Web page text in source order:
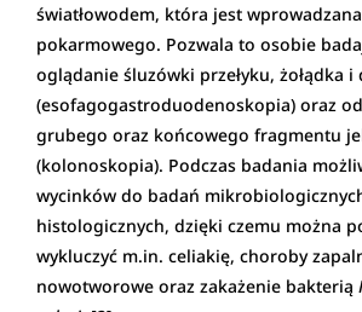
światłowodem, która jest
pokarmowego. Pozwala to osobie
oglądanie śluzówki przełyku, żołądka
(esofagogastroduodenoskopia) oraz
grubego oraz końcowego fragmentu
(kolonoskopia). Podczas badania
wycinków do badań
histologicznych, dzięki czemu można
wykluczyć m.in. celiakię, choroby
nowotworowe oraz zakażenie bakterią